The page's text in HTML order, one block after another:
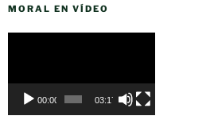
MORAL EN VÍDEO
00:00 03:17